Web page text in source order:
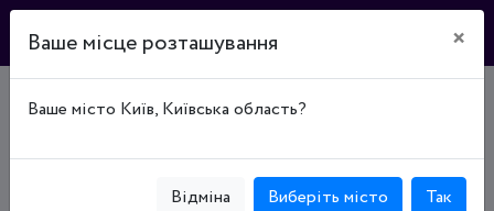
Каталог підприємств
Ваше місце розташування ×
Ваше місто Київ, Київська область?
Відміна Виберіть місто Так